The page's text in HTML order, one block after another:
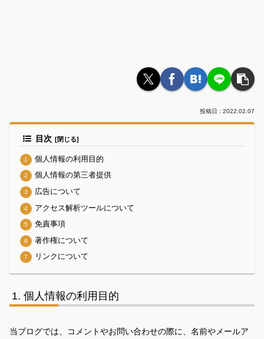
2022.02.07
目次
個人情報の利用目的
個人情報の第三者提供
広告について
アクセス解析ツールについて
免責事項
著作権について
リンクについて
個人情報の利用目的
当ブログでは、コメントやお問い合わせの際に、名前やメールア